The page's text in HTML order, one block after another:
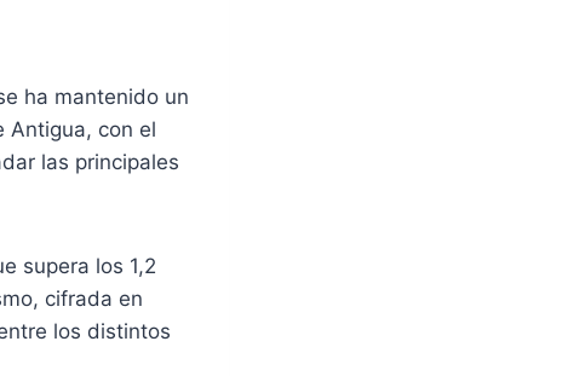
ha mantenido un
Antigua, con el
las principales
supera los 1,2
cifrada en
los distintos